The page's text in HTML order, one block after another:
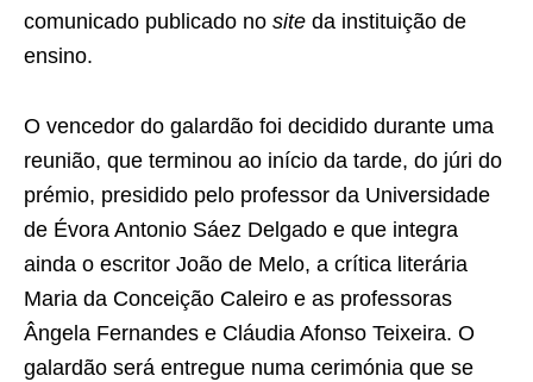
comunicado publicado no site da instituição de
ensino.
O vencedor do galardão foi decidido durante uma
reunião, que terminou ao início da tarde, do júri do
prémio, presidido pelo professor da Universidade
de Évora Antonio Sáez Delgado e que integra
ainda o escritor João de Melo, a crítica literária
Maria da Conceição Caleiro e as professoras
Ângela Fernandes e Cláudia Afonso Teixeira. O
galardão será entregue numa cerimónia que se